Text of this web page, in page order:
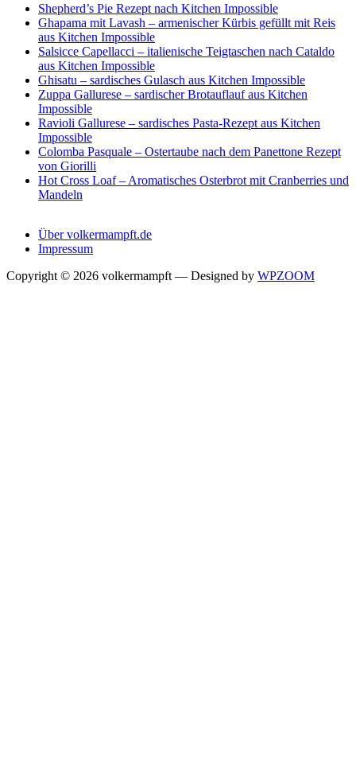
Shepherd’s Pie Rezept nach Kitchen Impossible
Ghapama mit Lavash – armenischer Kürbis gefüllt mit Reis
aus Kitchen Impossible
Salsicce Capellacci – italienische Teigtaschen nach Cataldo
aus Kitchen Impossible
Ghisatu – sardisches Gulasch aus Kitchen Impossible
Zuppa Gallurese – sardischer Brotauflauf aus Kitchen
Impossible
Ravioli Gallurese – sardisches Pasta-Rezept aus Kitchen
Impossible
Colomba Pasquale – Ostertaube nach dem Panettone Rezept
von Giorilli
Hot Cross Loaf – Aromatisches Osterbrot mit Cranberries und
Mandeln
Über volkermampft.de
Impressum
Copyright © 2026 volkermampft — Designed by WPZOOM